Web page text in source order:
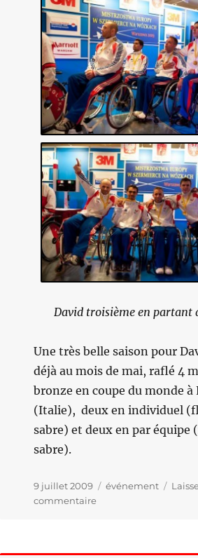
David troisième en partant
Une très belle saison pour
déjà au mois de mai, raflé 4
bronze en coupe du monde à
(Italie), deux en individuel
sabre) et deux en par équipe
sabre).
Publié
le
9 juillet 2009 Catégories
événement
commentairesur